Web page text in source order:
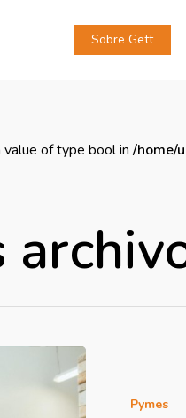
Sobre Gett
value of type bool in /home/
Pymes